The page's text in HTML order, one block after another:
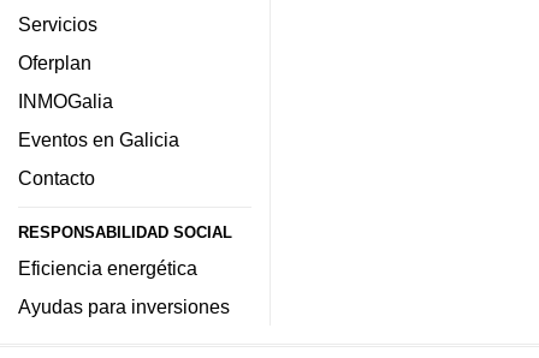
Servicios
Oferplan
INMOGalia
Eventos en Galicia
Contacto
RESPONSABILIDAD SOCIAL
Eficiencia energética
Ayudas para inversiones